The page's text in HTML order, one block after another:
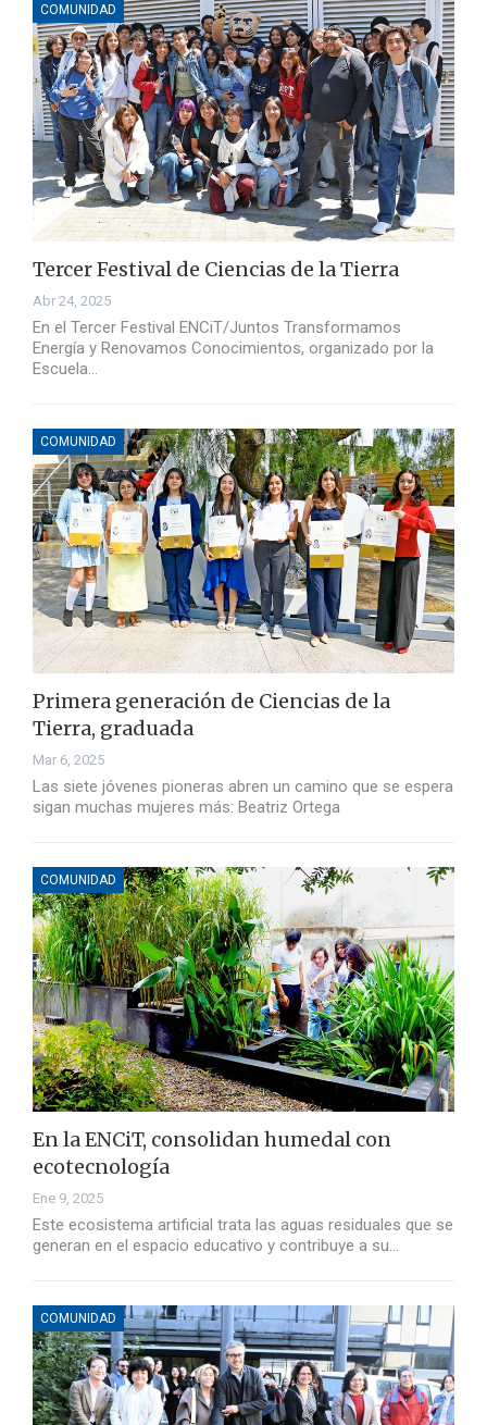
COMUNIDAD
Tercer Festival de Ciencias de la Tierra
Abr 24, 2025
En el Tercer Festival ENCiT/Juntos Transformamos
Energía y Renovamos Conocimientos, organizado por la
Escuela…
COMUNIDAD
Primera generación de Ciencias de la
Tierra, graduada
Mar 6, 2025
Las siete jóvenes pioneras abren un camino que se espera
sigan muchas mujeres más: Beatriz Ortega
COMUNIDAD
En la ENCiT, consolidan humedal con
ecotecnología
Ene 9, 2025
Este ecosistema artificial trata las aguas residuales que se
generan en el espacio educativo y contribuye a su…
COMUNIDAD